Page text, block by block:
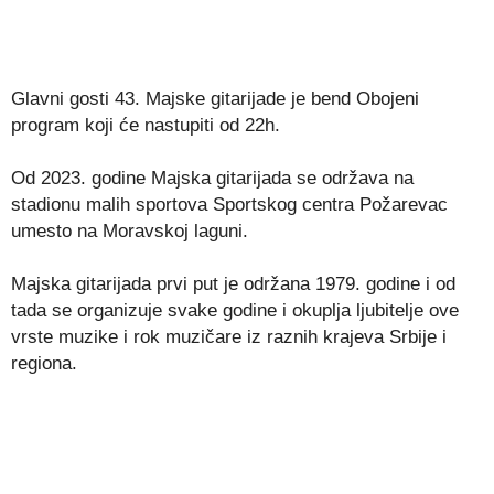
Glavni gosti 43. Majske gitarijade je bend Obojeni
program koji će nastupiti od 22h.
Od 2023. godine Majska gitarijada se održava na
stadionu malih sportova Sportskog centra Požarevac
umesto na Moravskoj laguni.
Majska gitarijada prvi put je održana 1979. godine i od
tada se organizuje svake godine i okuplja ljubitelje ove
vrste muzike i rok muzičare iz raznih krajeva Srbije i
regiona.